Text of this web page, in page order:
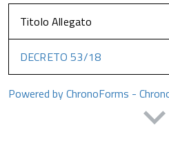
Titolo Allegato
DECRETO 53/18
Powered by ChronoForms -